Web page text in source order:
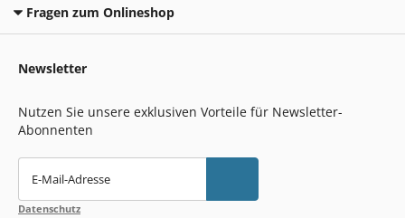
Fragen zum Onlineshop
Newsletter
Nutzen Sie unsere exklusiven Vorteile für Newsletter-
Abonnenten
E-Mail-Adresse
Datenschutz